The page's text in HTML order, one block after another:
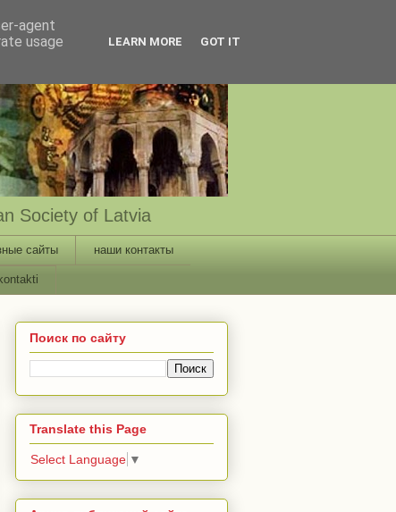
Society of Latvia
сайты наши контакты
kontakti
Поиск по сайту
Translate this Page
Select Language ▼
agent
usage
LEARN MORE GOT IT